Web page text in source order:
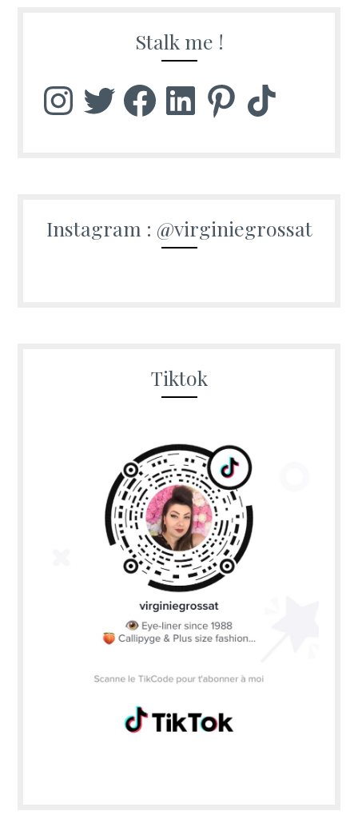
Stalk me !
InstagramTwitter FacebookLinkedInPinterest TikTok
Instagram : @virginiegrossat
Tiktok